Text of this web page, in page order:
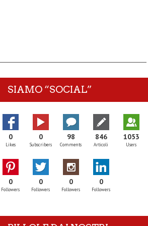
SIAMO “SOCIAL”
0
Likes
0
Subscribers
98
Comments
846
Articoli
1053
Users
0
Followers
0
Followers
0
Followers
0
Followers